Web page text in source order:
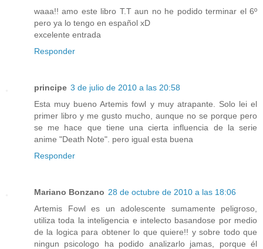
waaa!! amo este libro T.T aun no he podido terminar el 6º
pero ya lo tengo en español xD
excelente entrada
Responder
principe 3 de julio de 2010 a las 20:58
Esta muy bueno Artemis fowl y muy atrapante. Solo lei el
primer libro y me gusto mucho, aunque no se porque pero
se me hace que tiene una cierta influencia de la serie
anime "Death Note". pero igual esta buena
Responder
Mariano Bonzano 28 de octubre de 2010 a las 18:06
Artemis Fowl es un adolescente sumamente peligroso,
utiliza toda la inteligencia e intelecto basandose por medio
de la logica para obtener lo que quiere!! y sobre todo que
ningun psicologo ha podido analizarlo jamas, porque él